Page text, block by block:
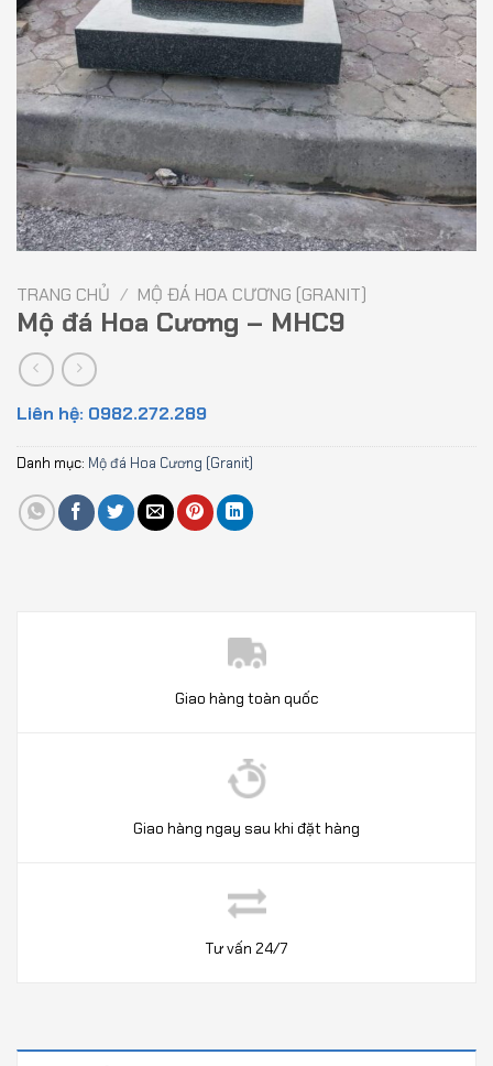
TRANG CHỦ / MỘ ĐÁ HOA CƯƠNG (GRANIT)
Mộ đá Hoa Cương – MHC9
Liên hệ: 0982.272.289
Danh mục: Mộ đá Hoa Cương (Granit)
Giao hàng toàn quốc
Giao hàng ngay sau khi đặt hàng
Tư vấn 24/7